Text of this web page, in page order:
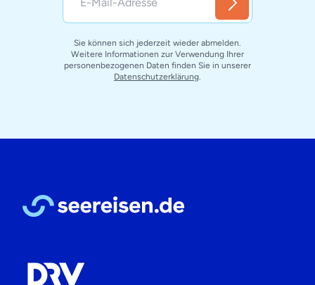
Sie können sich jederzeit wieder abmelden.
Weitere Informationen zur Verwendung Ihrer
personenbezogenen Daten finden Sie in unserer
Datenschutzerklärung